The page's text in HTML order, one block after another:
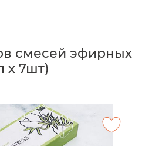
смесей эфирных
х 7шт)